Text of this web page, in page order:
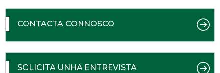
CONTACTA CONNOSCO
SOLICITA UNHA ENTREVISTA